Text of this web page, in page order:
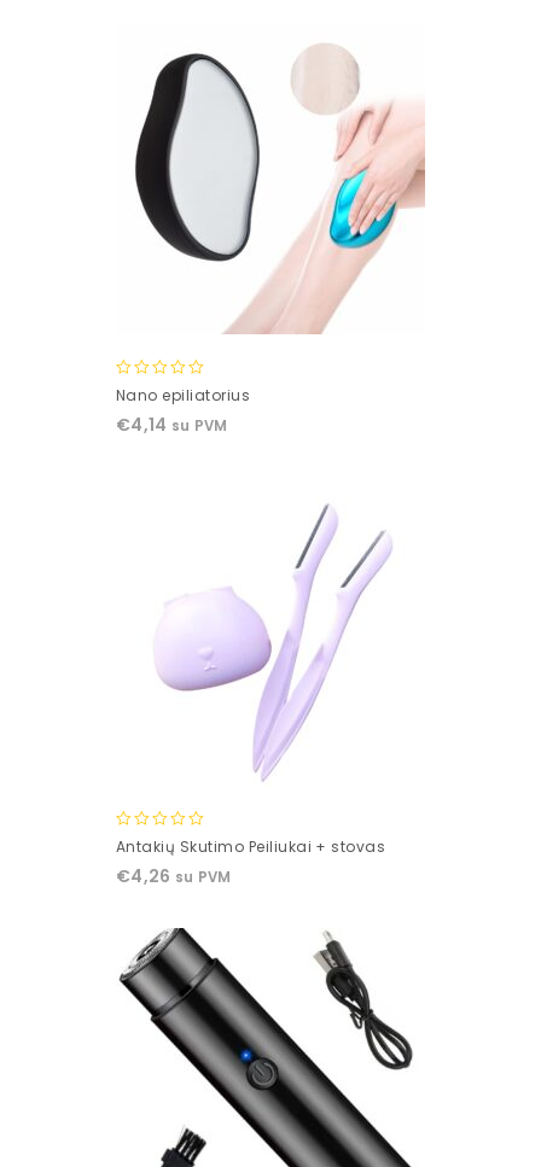
0
of
Nano epiliatorius
€4,14 su PVM
0
of
Antakių Skutimo Peiliukai + stovas
€4,26 su PVM